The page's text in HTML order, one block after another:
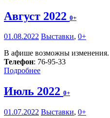
Август 2022 0+
01.08.2022 Выставки, 0+
В афише возможны изменения.
Телефон: 76-95-33
Подробнее
Июль 2022 0+
01.07.2022 Выставки, 0+